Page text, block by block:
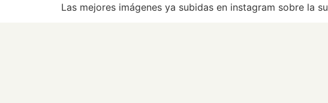
Las mejores imágenes ya subidas en instagram sobre la